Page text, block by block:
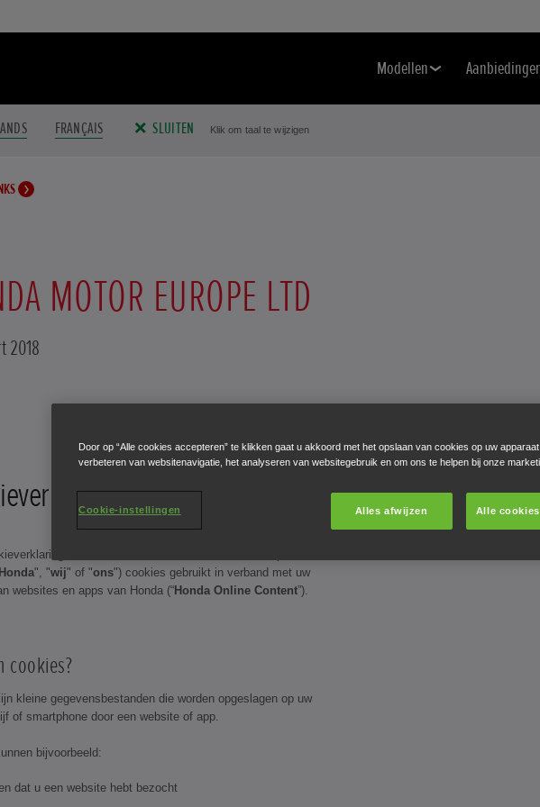
Modellen
FRANÇAIS SLUITEN Klik om taal te wijzigen
MOTOR EUROPE LTD
2018
(België)
informeert u over hoe Honda Motor Europe
Honda", "wij" of "ons") cookies gebruikt in verband met uw
websites en apps van Honda (“ Honda Online Content”).
cookies?
kleine gegevensbestanden die worden opgeslagen op uw
of smartphone door een website of app.
bijvoorbeeld:
dat u een website hebt bezocht
Door op “Alle cookies accepteren” te klikken gaat u akkoord met het opslaan van cookies op uw
verbeteren van websitenavigatie, het analyseren van websitegebruik en om ons te helpen bij onze
Alles afwijzen Alle
Cookie-instellingen